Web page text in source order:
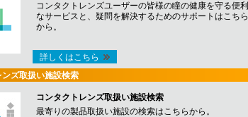
コンタクトレンズユーザーの皆様の瞳の健康を守る便利
なサービスと、疑問を解決するためのサポートはこちら
から。
詳しくはこちら
ンズ取扱い施設検索
コンタクトレンズ取扱い施設検索
最寄りの製品取扱い施設の検索はこちらから。